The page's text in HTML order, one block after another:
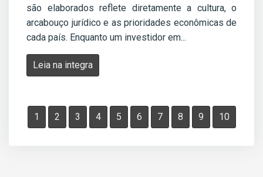
são elaborados reflete diretamente a cultura, o
arcabouço jurídico e as prioridades econômicas de
cada país. Enquanto um investidor em...
Leia na integra
1 2 3 4 5 6 7 8 9 10